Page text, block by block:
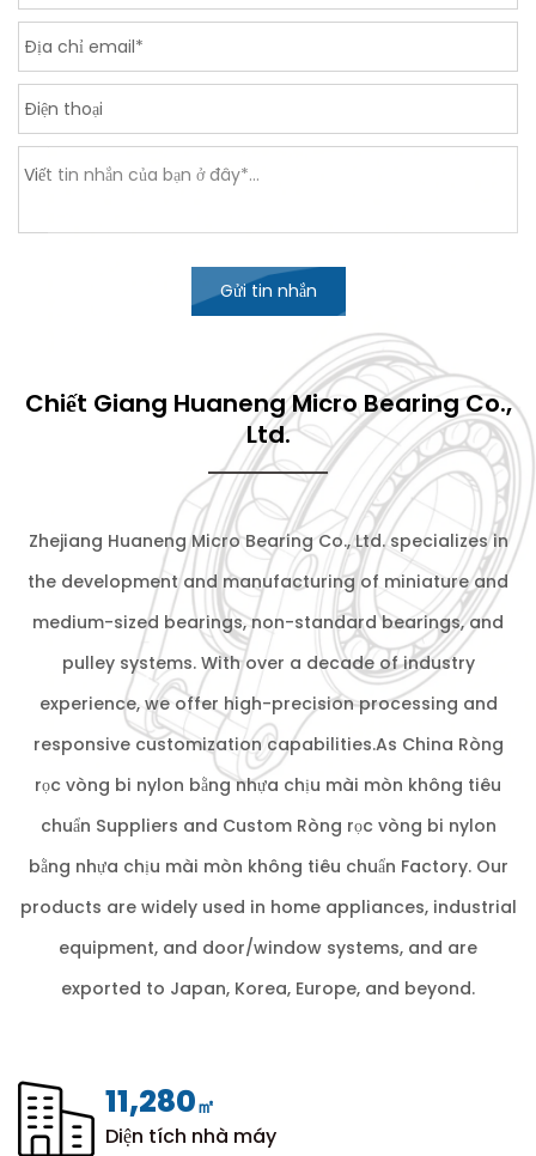
Gửi tin nhắn
12,000㎡
Diện tích nhà máy
Chiết Giang Huaneng Micro Bearing Co.,
Ltd.
Zhejiang Huaneng Micro Bearing Co., Ltd. specializes in
the development and manufacturing of miniature and
medium-sized bearings, non-standard bearings, and
pulley systems. With over a decade of industry
experience, we offer high-precision processing and
responsive customization capabilities.As China Ròng
rọc vòng bi nylon bằng nhựa chịu mài mòn không tiêu
chuẩn Suppliers and Custom Ròng rọc vòng bi nylon
bằng nhựa chịu mài mòn không tiêu chuẩn Factory. Our
products are widely used in home appliances, industrial
equipment, and door/window systems, and are
exported to Japan, Korea, Europe, and beyond.